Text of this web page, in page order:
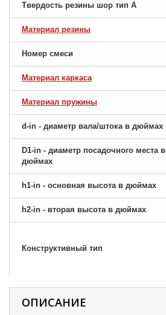
Твердость резины шор тип A
Материал резины
Номер смеси
Материал каркаса
Материал пружины
d-in - диаметр вала/штока в дюймах
D1-in - диаметр посадочного места в
дюймах
h1-in - основная высота в дюймах
h2-in - вторая высота в дюймах
Конструктивный тип
ОПИСАНИЕ